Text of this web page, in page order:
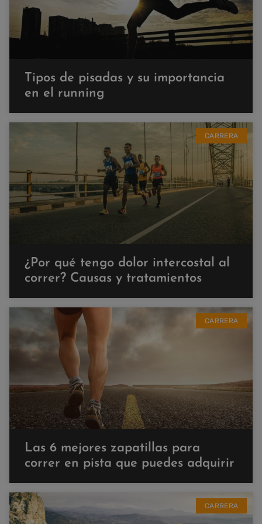
Tipos de pisadas y su importancia
en el running
CARRERA
¿Por qué tengo dolor intercostal al
correr? Causas y tratamientos
CARRERA
Las 6 mejores zapatillas para
correr en pista que puedes adquirir
CARRERA